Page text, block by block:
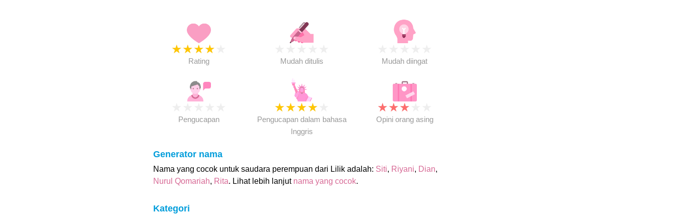
★★★★
Rating Mudah ditulis Mudah diingat
Pengucapan
★★★★
Pengucapan dalam bahasa
Inggris
★★★
Opini orang asing
Generator nama
Nama yang cocok untuk saudara perempuan dari Lilik adalah: Siti, Riyani, Dian,
Nurul Qomariah, Rita. Lihat lebih lanjut nama yang cocok.
Kategori